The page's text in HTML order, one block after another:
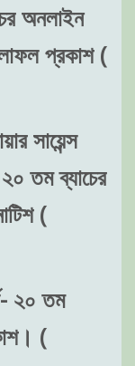
অনলাইন
প্রকাশ (
সায়েন্স
তম ব্যাচের
(
২০ তম
(